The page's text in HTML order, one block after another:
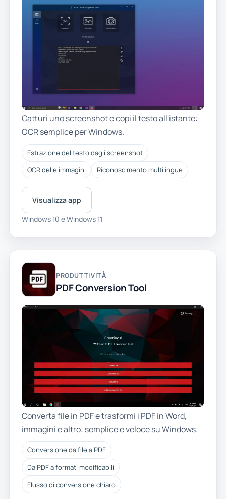
Catturi uno screenshot e copi il testo all'istante:
OCR semplice per Windows.
Estrazione del testo dagli screenshot
OCR delle immagini
Riconoscimento multilingue
Visualizza app
Windows 10 e Windows 11
PRODUTTIVITÀ
PDF Conversion Tool
Converta file in PDF e trasformi i PDF in Word,
immagini e altro: semplice e veloce su Windows.
Conversione da file a PDF
Da PDF a formati modificabili
Flusso di conversione chiaro